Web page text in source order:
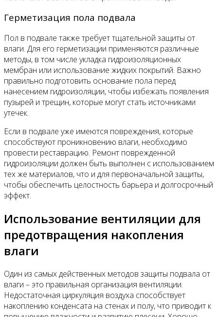
Герметизация пола подвала
Пол в подвале также требует тщательной защиты от
влаги. Для его герметизации применяются различные
методы, в том числе укладка гидроизоляционных
мембран или использование жидких покрытий. Важно
правильно подготовить основание пола перед
нанесением гидроизоляции, чтобы избежать появления
пузырей и трещин, которые могут стать источниками
утечек.
Если в подвале уже имеются повреждения, которые
способствуют проникновению влаги, необходимо
провести реставрацию. Ремонт поврежденной
гидроизоляции должен быть выполнен с использованием
тех же материалов, что и для первоначальной защиты,
чтобы обеспечить целостность барьера и долгосрочный
эффект.
Использование вентиляции для
предотвращения накопления
влаги
Один из самых действенных методов защиты подвала от
влаги – это правильная организация вентиляции.
Недостаточная циркуляция воздуха способствует
накоплению конденсата на стенах и полу, что приводит к